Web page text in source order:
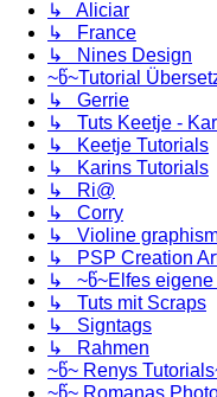
↳ Aliciar
↳ France
↳ Nines Design
~წ~Tutorial
↳ Gerrie
↳ Tuts Keetje -
↳ Keetje Tutorials
↳ Karins Tutorials
↳ Ri@
↳ Corry
↳ Violine
↳ PSP Creation
↳ ~წ~Elfes eigene
↳ Tuts mit Scraps
↳ Signtags
↳ Rahmen
~წ~ Renys
~წ~ Romanas